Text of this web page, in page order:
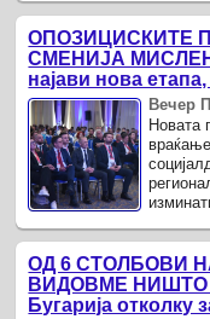
ОПОЗИЦИСКИТЕ
СМЕНИЈА
најави нова
„мекото ткиво“ во
Вечер
Новата
ОД 6 СТОЛБОВИ
ВИДОВМЕ НИШТО
Бугарија отколку